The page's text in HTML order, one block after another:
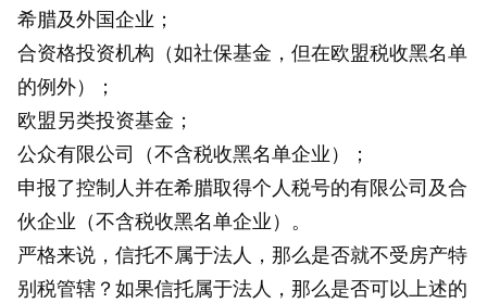
希腊及外国企业；
合资格投资机构（如社保基金，但在欧盟税收黑名单
的例外）；
欧盟另类投资基金；
公众有限公司（不含税收黑名单企业）；
申报了控制人并在希腊取得个人税号的有限公司及合
伙企业（不含税收黑名单企业）。
严格来说，信托不属于法人，那么是否就不受房产特
别税管辖？如果信托属于法人，那么是否可以上述的